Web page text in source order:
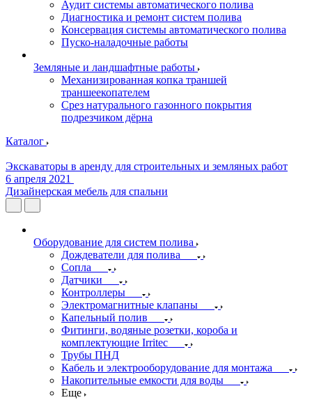
Аудит системы автоматического полива
Диагностика и ремонт систем полива
Консервация системы автоматического полива
Пуско-наладочные работы
Земляные и ландшафтные работы
Механизированная копка траншей
траншеекопателем
Срез натурального газонного покрытия
подрезчиком дёрна
Каталог
Экскаваторы в аренду для строительных и земляных работ
6 апреля 2021
Дизайнерская мебель для спальни
Оборудование для систем полива
Дождеватели для полива
Сопла
Датчики
Контроллеры
Электромагнитные клапаны
Капельный полив
Фитинги, водяные розетки, короба и
комплектующие Irritec
Трубы ПНД
Кабель и электрооборудование для монтажа
Накопительные емкости для воды
Еще